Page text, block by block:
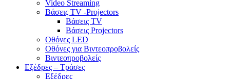
Video Streaming
Βάσεις TV -Projectors
Βάσεις TV
Βάσεις Projectors
Οθόνες LED
Οθόνες για Βιντεοπροβολείς
Βιντεοπροβολείς
Εξέδρες – Τράσες
Εξέδρες